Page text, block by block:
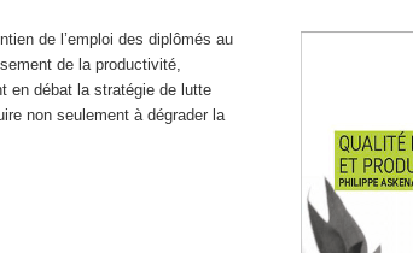
de l’emploi des diplômés au
de la productivité,
en débat la stratégie de lutte
non seulement à dégrader la